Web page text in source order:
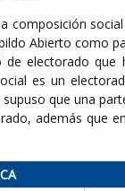
composición
Abierto como
de electorado
es un
que una
además que